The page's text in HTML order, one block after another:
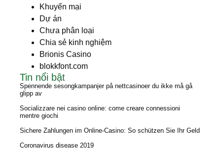
Khuyến mại
Dự án
Chưa phân loại
Chia sẻ kinh nghiệm
Brionis Casino
blokkfont.com
Tin nổi bật
Spennende sesongkampanjer på nettcasinoer du ikke må gå
glipp av
Socializzare nei casino online: come creare connessioni
mentre giochi
Sichere Zahlungen im Online-Casino: So schützen Sie Ihr Geld
Coronavirus disease 2019